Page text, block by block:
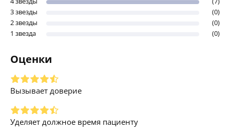
3 звезды
(0)
2 звезды
(0)
1 звезда
(0)
Оценки
Вызывает доверие
Уделяет должное время пациенту